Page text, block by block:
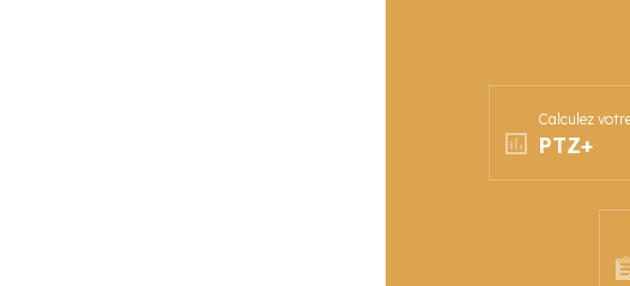
Calculez
PTZ+